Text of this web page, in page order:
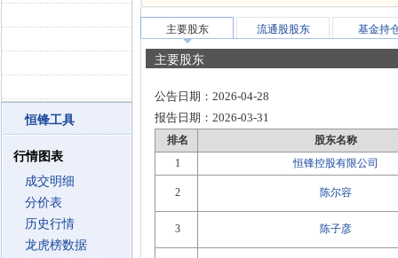
恒锋工具
行情图表
成交明细
分价表
历史行情
龙虎榜数据
主要股东 流通股股东 基金持
主要股东
公告日期： 2026-04-28
报告日期： 2026-03-31
排名
股东名称
1
恒锋控股有限公司
2 陈尔容
3 陈子彦